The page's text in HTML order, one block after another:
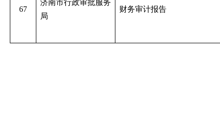
67
济南市行政审批服务
局
财务审计报告